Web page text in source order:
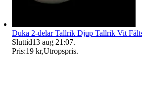
Duka 2-delar Tallrik Djup Tallrik Vit
Sluttid13 aug 21:07.
Pris:19 kr,Utropspris.